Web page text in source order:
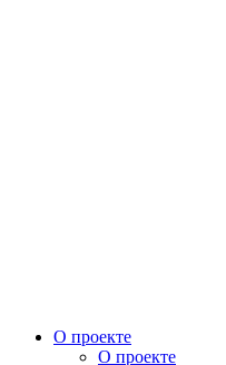
О проекте
О проекте